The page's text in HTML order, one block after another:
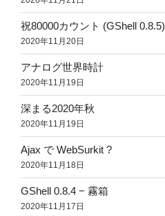
祝80000カウント (GShell 0.8.5)
2020年11月20日
アナログ世界時計
2020年11月19日
深まる2020年秋
2020年11月19日
Ajax で WebSurkit ?
2020年11月18日
GShell 0.8.4 − 霧箱
2020年11月17日